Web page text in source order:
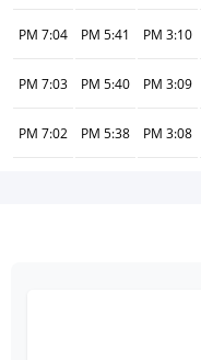
3:10 PM
5:41 PM
7:04 PM
3:09 PM
5:40 PM
7:03 PM
3:08 PM
5:38 PM
7:02 PM